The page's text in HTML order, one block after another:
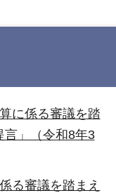
に係る審議を踏
言」（令和8年3
る審議を踏まえ